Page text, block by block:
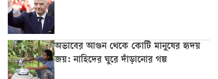
অভাবের আগুন থেকে কোটি মানুষের হৃদয়
জয়: নাহিদের ঘুরে দাঁড়ানোর গল্প